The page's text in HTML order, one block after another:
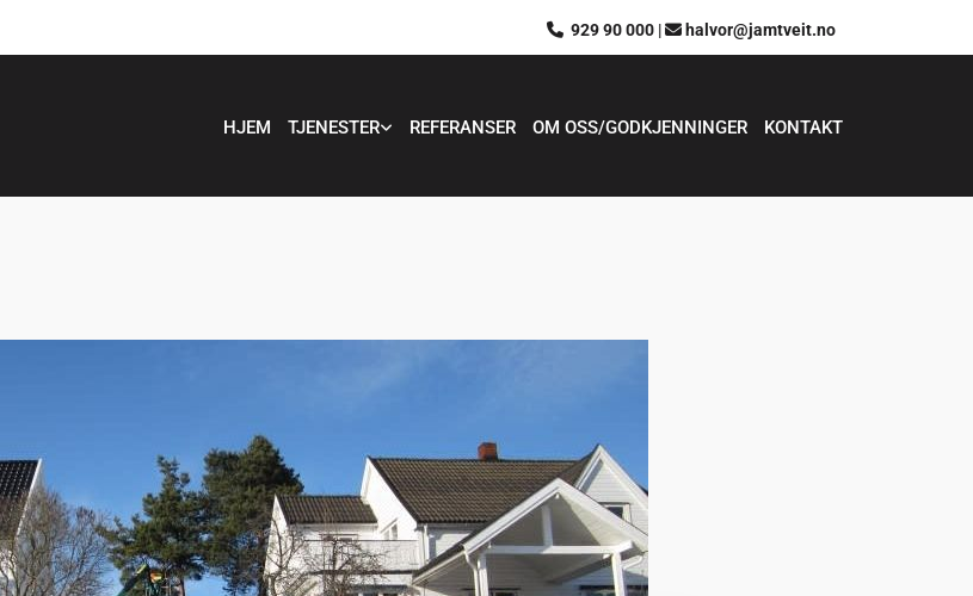
 929 90 000 |  halvor@jamtveit.no
HJEM TJENESTER REFERANSER OM OSS/GODKJENNINGER KONTAKT